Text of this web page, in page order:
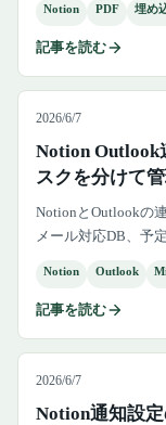
Notion PDF 埋め
記事を読む
2026/6/7
Notion Outlook
スクを分けて
NotionとOutlookの
メール対応DB、予
Notion Outlook
記事を読む
2026/6/7
Notion通知設